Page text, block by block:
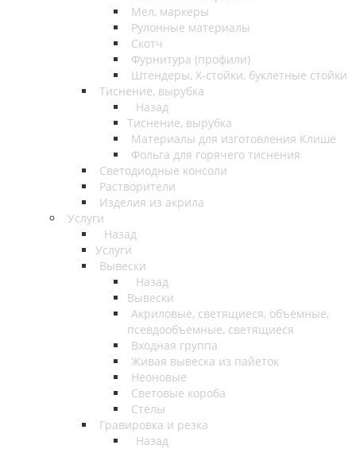
Мел, маркеры
Рулонные материалы
Скотч
Фурнитура (профили)
Штендеры, Х-стойки, буклетные стойки
Тиснение, вырубка
Назад
Тиснение, вырубка
Материалы для изготовления Клише
Фольга для горячего тиснения
Светодиодные консоли
Растворители
Изделия из акрила
Услуги
Назад
Услуги
Вывески
Назад
Вывески
Акриловые, светящиеся, объемные,
псевдообъемные, светящиеся
Входная группа
Живая вывеска из пайеток
Неоновые
Световые короба
Стелы
Гравировка и резка
Назад